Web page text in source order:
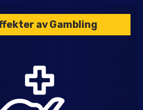
av Gambling